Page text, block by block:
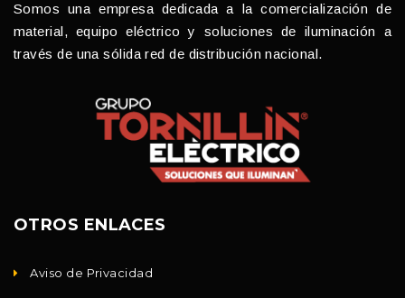
Somos una empresa dedicada a la comercialización de
material, equipo eléctrico y soluciones de iluminación a
través de una sólida red de distribución nacional.
OTROS ENLACES
Aviso de Privacidad